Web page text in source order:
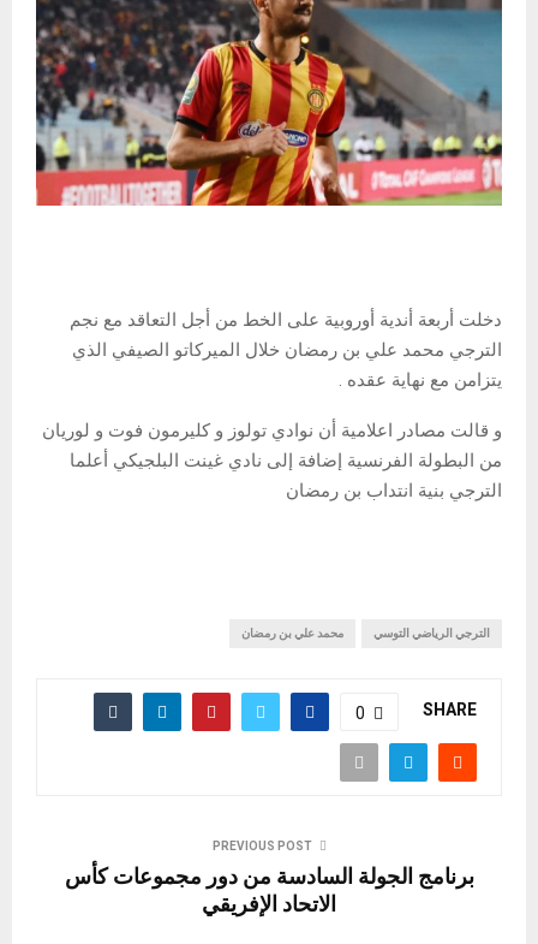
دخلت أربعة أندية أوروبية على الخط من أجل التعاقد مع نجم
الترجي محمد علي بن رمضان خلال الميركاتو الصيفي الذي
يتزامن مع نهاية عقده .
و قالت مصادر اعلامية أن نوادي تولوز و كليرمون فوت و لوريان
من البطولة الفرنسية إضافة إلى نادي غينت البلجيكي أعلما
الترجي بنية انتداب بن رمضان
الترجي الرياضي التوسي محمد علي بن رمضان
SHARE
0
PREVIOUS POST
برنامج الجولة السادسة من دور مجموعات كأس
الاتحاد الإفريقي